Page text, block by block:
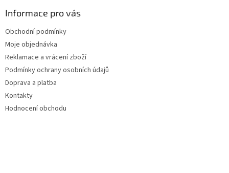
Informace pro vás
Obchodní podmínky
Moje objednávka
Reklamace a vrácení zboží
Podmínky ochrany osobních údajů
Doprava a platba
Kontakty
Hodnocení obchodu